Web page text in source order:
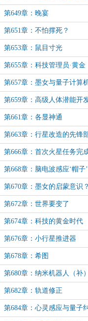
第649章：晚宴
第651章：不怕撑死？
第653章：鼠目寸光
第655章：科技管理员·黄金
第657章：墨女与量子计算
第659章：高级人体潜能开
第661章：各显神通
第663章：行星改造的先锋
第666章：首次火星任务完
第668章：脑电波感应‘帽子’
第670章：墨女的启蒙意识？
第672章：世界要变了
第674章：科技的黄金时代
第676章：小行星推进器
第678章：希图
第680章：纳米机器人（补）
第682章：轨道修正
第684章：心灵感应与量子